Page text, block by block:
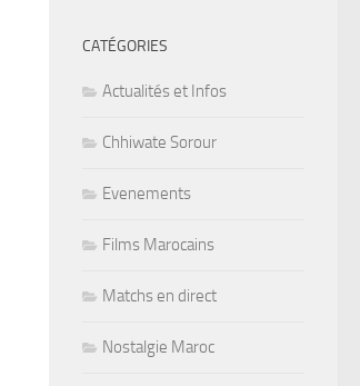
CATÉGORIES
Actualités et Infos
Chhiwate Sorour
Evenements
Films Marocains
Matchs en direct
Nostalgie Maroc